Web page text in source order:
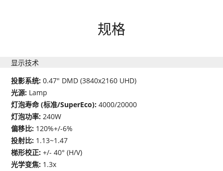
规格
显示技术
投影系统:0.47" DMD (3840x2160 UHD)
光源: Lamp
灯泡寿命 (标准/SuperEco):4000/20000
灯泡功率:240W
偏移比: 120%+/-6%
投射比: 1.13~1.47
梯形校正:+/- 40° (H/V)
光学变焦: 1.3x